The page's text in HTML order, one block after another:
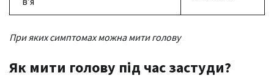
При яких симптомах можна мити голову
Як мити голову під час застуди?